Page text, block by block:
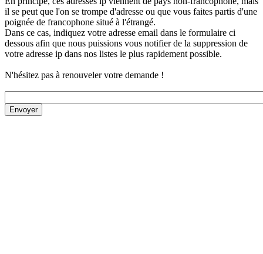
il se peut que l'on se trompe d'adresse ou que vous faites partis d'une
poignée de francophone situé à l'étrangé.
Dans ce cas, indiquez votre adresse email dans le formulaire ci
dessous afin que nous puissions vous notifier de la suppression de
votre adresse ip dans nos listes le plus rapidement possible.
N'hésitez pas à renouveler votre demande !